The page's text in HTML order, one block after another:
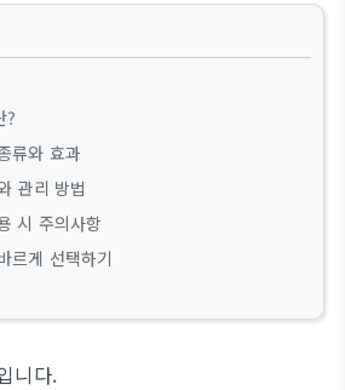
?
류와 효과
관리 방법
시 주의사항
르게 선택하기
니다.